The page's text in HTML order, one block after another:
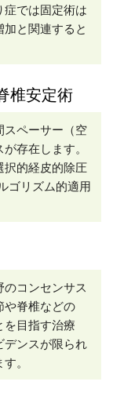
症では固定術は
と関連すると
椎安定術
ペーサー（空
存在します。
択的経皮的除圧
ゴリズム的適用
コンセンサス
や脊椎などの
を目指す治療
デンスが限られ
。